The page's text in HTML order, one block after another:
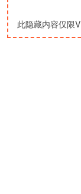
此隐藏内容仅限